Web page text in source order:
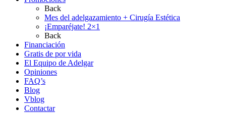
Back
Mes del adelgazamiento + Cirugía Estética
¡Emparéjate! 2×1
Back
Financiación
Gratis de por vida
El Equipo de Adelgar
Opiniones
FAQ’s
Blog
Vblog
Contactar